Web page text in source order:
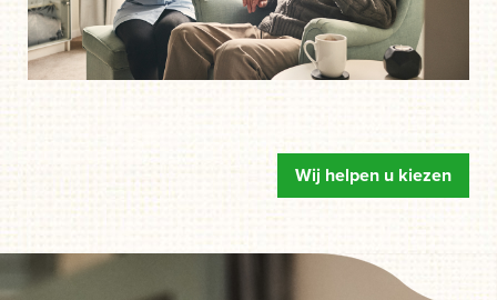
Wij helpen u kiezen